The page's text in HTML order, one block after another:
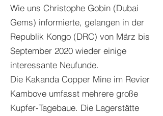
Wie uns Christophe Gobin (Dubai
Gems) informierte, gelangen in der
Republik Kongo (DRC) von März bis
September 2020 wieder einige
interessante Neufunde.
Die Kakanda Copper Mine im Revier
Kambove umfasst mehrere große
Kupfer-Tagebaue. Die Lagerstätte